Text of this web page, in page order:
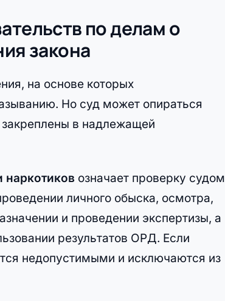
по делам о
закона
на основе которых
Но суд может опираться
закреплены в надлежащей
наркотиков означает проверку
личного обыска, осмотра,
и проведении экспертизы, а
результатов ОРД. Если
недопустимыми и исключаются из